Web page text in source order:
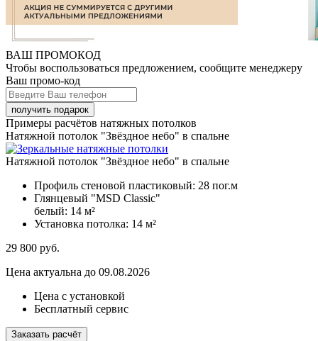
ВАШ ПРОМОКОД
Чтобы воспользоваться предложением, сообщите менеджеру
Ваш промо-код
Примеры расчётов натяжных потолков
Натяжной потолок "Звёздное небо" в спальне
Натяжной потолок "Звёздное небо" в спальне
Профиль стеновой пластиковый: 28 пог.м
Глянцевый "MSD Classic"
белый: 14 м²
Установка потолка: 14 м²
29 800 руб.
Цена актуальна до 09.08.2026
Цена с установкой
Бесплатный сервис
Заказать расчёт